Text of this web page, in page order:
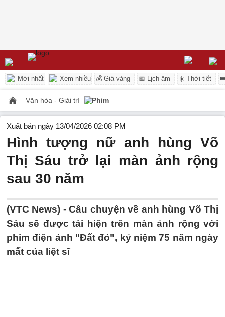
Mới nhất Xem nhiều 💰 Giá vàng 📅 Lịch âm ☀️ Thời tiết
Văn hóa - Giải trí Phim
Xuất bản ngày 13/04/2026 02:08 PM
Hình tượng nữ anh hùng Võ
Thị Sáu trở lại màn ảnh rộng
sau 30 năm
(VTC News) -Câu chuyện về anh hùng Võ Thị
Sáu sẽ được tái hiện trên màn ảnh rộng với
phim điện ảnh "Đất đỏ", kỷ niệm 75 năm ngày
mất của liệt sĩ